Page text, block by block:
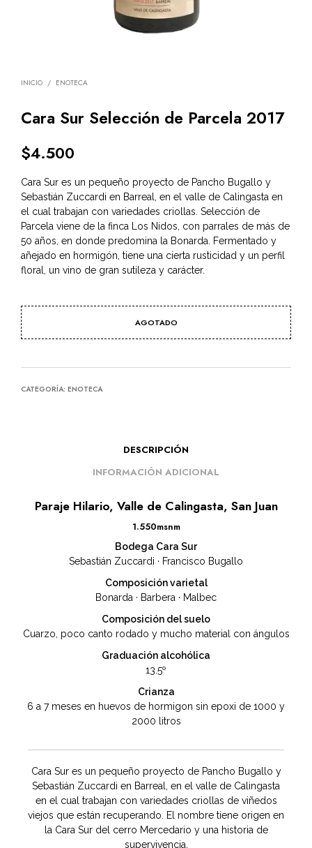
INICIO / ENOTECA
Cara Sur Selección de Parcela 2017
$4.500
Cara Sur es un pequeño proyecto de Pancho Bugallo y
Sebastián Zuccardi en Barreal, en el valle de Calingasta en
el cual trabajan con variedades criollas. Selección de
Parcela viene de la finca Los Nidos, con parrales de más de
50 años, en donde predomina la Bonarda. Fermentado y
añejado en hormigón, tiene una cierta rusticidad y un perfil
floral, un vino de gran sutileza y carácter.
AGOTADO
CATEGORÍA: ENOTECA
DESCRIPCIÓN
INFORMACIÓN ADICIONAL
Paraje Hilario, Valle de Calingasta, San Juan
1.550msnm
Bodega Cara Sur
Sebastián Zuccardi · Francisco Bugallo
Composición varietal
Bonarda · Barbera · Malbec
Composición del suelo
Cuarzo, poco canto rodado y mucho material con ángulos
Graduación alcohólica
13.5º
Crianza
6 a 7 meses en huevos de hormigon sin epoxi de 1000 y
2000 litros
Cara Sur es un pequeño proyecto de Pancho Bugallo y
Sebastián Zuccardi en Barreal, en el valle de Calingasta
en el cual trabajan con variedades criollas de viñedos
viejos que están recuperando. El nombre tiene origen en
la Cara Sur del cerro Mercedario y una historia de
supervivencia.